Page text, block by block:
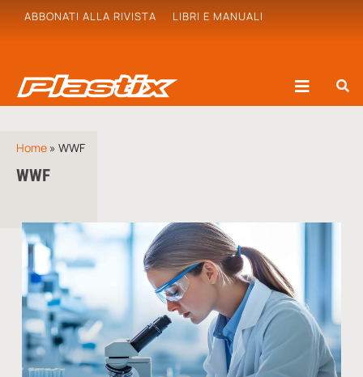
ABBONATI ALLA RIVISTA LIBRI E MANUALI
Home » WWF
WWF